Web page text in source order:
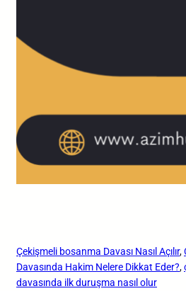
Çekişmeli bosanma Davası Nasıl Açılır,
Davasında Hakim Nelere Dikkat Eder?,
davasında ilk duruşma nasıl olur